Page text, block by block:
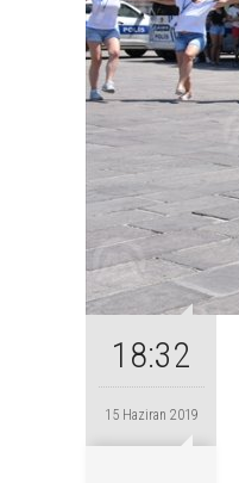
18:32
15 Haziran 2019